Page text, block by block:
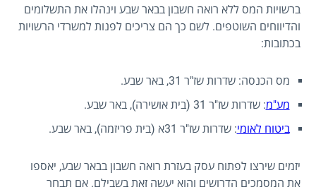
ברשויות המס ללא רואה חשבון בבאר שבע וינהלו את התשלומים
והדיווחים השוטפים. לשם כך הם צריכים לפנות למשרדי הרשויות
בכתובות:
מס הכנסה: שדרות שז"ר 31, באר שבע.
מע"מ: שדרות שז"ר 31 (בית אושירה), באר שבע.
ביטוח לאומי: שדרות שז"ר 31א (בית פריזמה), באר שבע.
יזמים שירצו לפתוח עסק בעזרת רואה חשבון בבאר שבע, יאספו
את המסמכים הדרושים והוא יעשה זאת בשבילם. אם תבחר